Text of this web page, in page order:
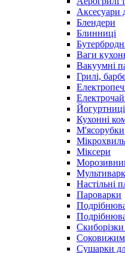
Аксесуари
Блендери
Блинниці
Ваги
Вакуумні
Грилі,
Йогуртниці
Кухонні
М'ясорубки
Міксери
Настільні
Пароварки
Сушарки